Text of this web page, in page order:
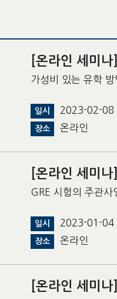
[온라인 세미
가성비 있는 유학
일시 2023-02-08
장소 온라인
[온라인 세미
GRE 시험의 주관사
일시 2023-01-04
장소 온라인
[온라인 세미